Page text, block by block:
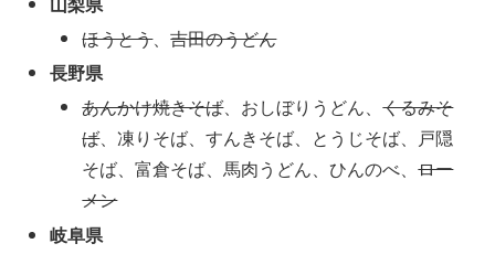
ほうとう、吉田のうどん
長野県
あんかけ焼きそば、おしぼりうどん、くるみそ
ば、凍りそば、すんきそば、とうじそば、戸隠
そば、富倉そば、馬肉うどん、ひんのべ、ロー
メン
岐阜県